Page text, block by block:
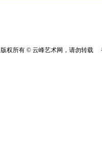
版权所有 © 云峰艺术网，请勿转载